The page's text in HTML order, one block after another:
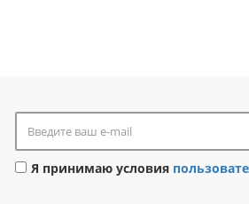
Я принимаю условия